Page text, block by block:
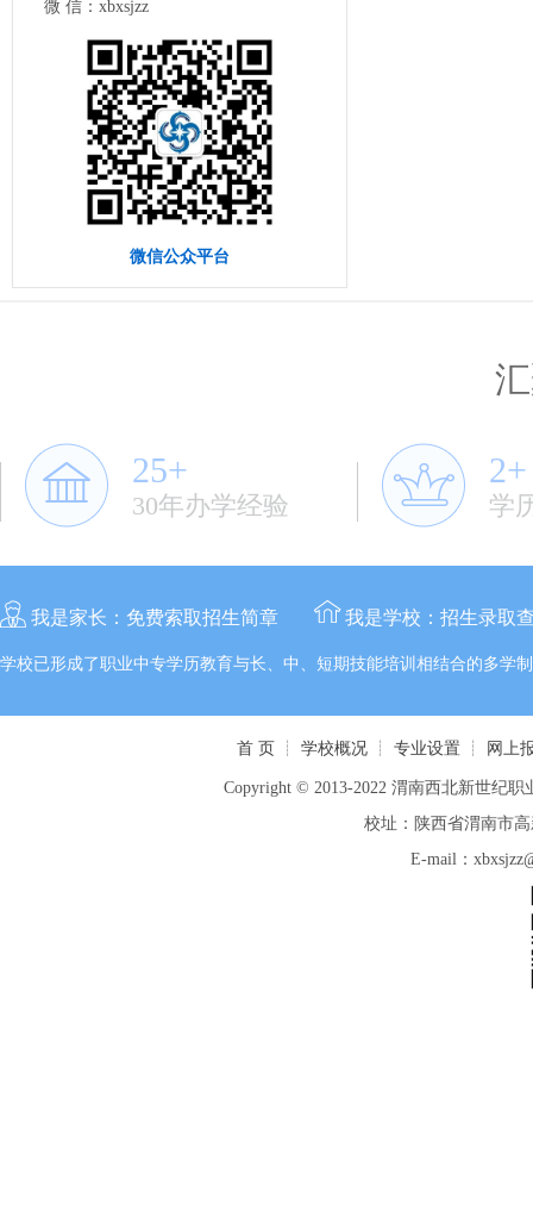
微 信： xbxsjzz
微信公众平台
25+
30年办学经验
2+
学
我是家长： 免费索取招生简章 我是学校： 招生录取
学校已形成了职业中专学历教育与长、中、短期技能培训相结合的多学
首 页 ┊ 学校概况 ┊ 专业设置 ┊ 网上
Copyright © 2013-2022 渭南西北新世纪职
校址：陕西省渭南市
E-mail：